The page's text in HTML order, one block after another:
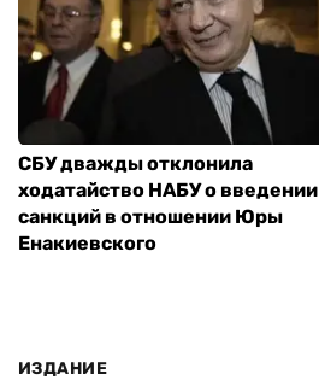
СБУ дважды отклонила
ходатайство НАБУ о введении
санкций в отношении Юры
Енакиевского
ИЗДАНИЕ